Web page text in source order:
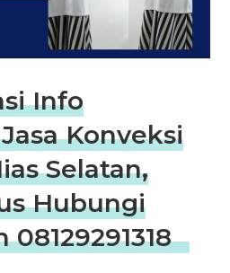
Info
Konveksi
Selatan,
Hubungi